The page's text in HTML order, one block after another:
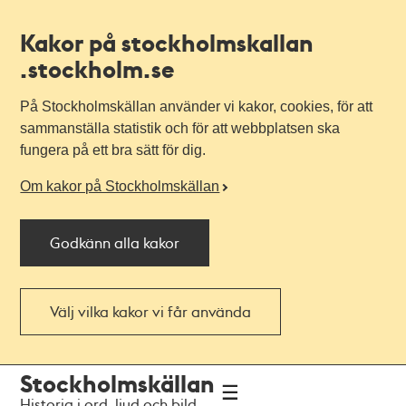
Kakor på stockholmskallan
.stockholm.se
På Stockholmskällan använder vi kakor, cookies, för att
sammanställa statistik och för att webbplatsen ska
fungera på ett bra sätt för dig.
Om kakor på Stockholmskällan
Godkänn alla kakor
Välj vilka kakor vi får använda
navigationen
huvudinnehållet
Stockholmskällan